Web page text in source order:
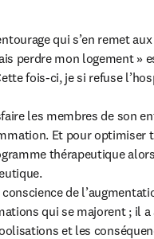
qui s’en remet aux
perdre mon logement »
fois-ci, je si refuse
les membres de son
Et pour optimiser
thérapeutique
de
qui se majorent ; il
et les